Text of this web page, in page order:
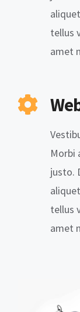
tellus
amet
Morbi
justo.
tellus
amet